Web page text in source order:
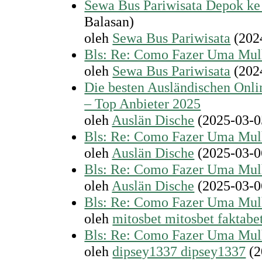
Sewa Bus Pariwisata Depok
Balasan)
oleh Sewa Bus Pariwisata
Bls: Re: Como Fazer Uma
oleh Sewa Bus Pariwisata
Die besten Ausländischen
– Top Anbieter 2025
oleh Auslän Dische (2025-03-
Bls: Re: Como Fazer Uma
oleh Auslän Dische (2025-03-
Bls: Re: Como Fazer Uma
oleh Auslän Dische (2025-03-
Bls: Re: Como Fazer Uma
olehmitosbet mitosbet
Bls: Re: Como Fazer Uma
oleh dipsey1337 dipsey1337